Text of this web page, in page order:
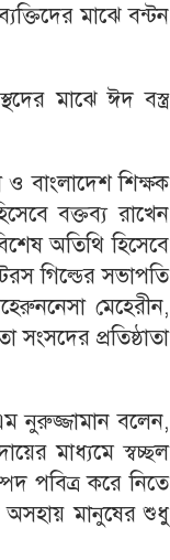
মাঝে বন্টন
মাঝে ঈদ বস্ত্র
বাংলাদেশ শিক্ষক
বক্তব্য রাখেন
অতিথি হিসেবে
গিল্ডের সভাপতি
মেহেরীন,
সংসদের প্রতিষ্ঠাতা
নুরুজ্জামান বলেন,
মাধ্যমে স্বচ্ছল
পবিত্র করে নিতে
অসহায় মানুষের শুধু